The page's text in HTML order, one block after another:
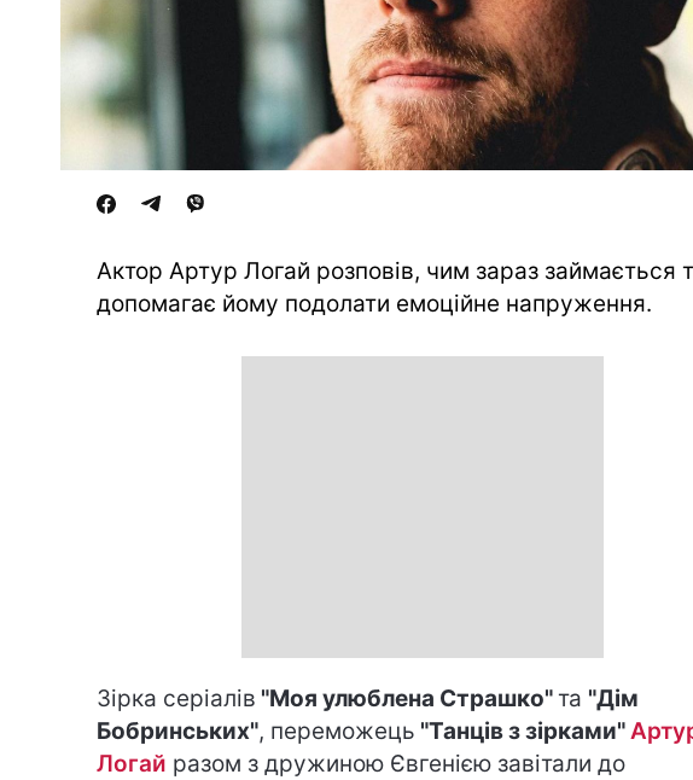
Актор Артур Логай розповів, чим зараз займається
допомагає йому подолати емоційне напруження.
Зірка серіалів "Моя улюблена Страшко"та "Дім
Бобринських", переможець "Танців з зірками"
Логай разом з дружиною Євгенією завітали до